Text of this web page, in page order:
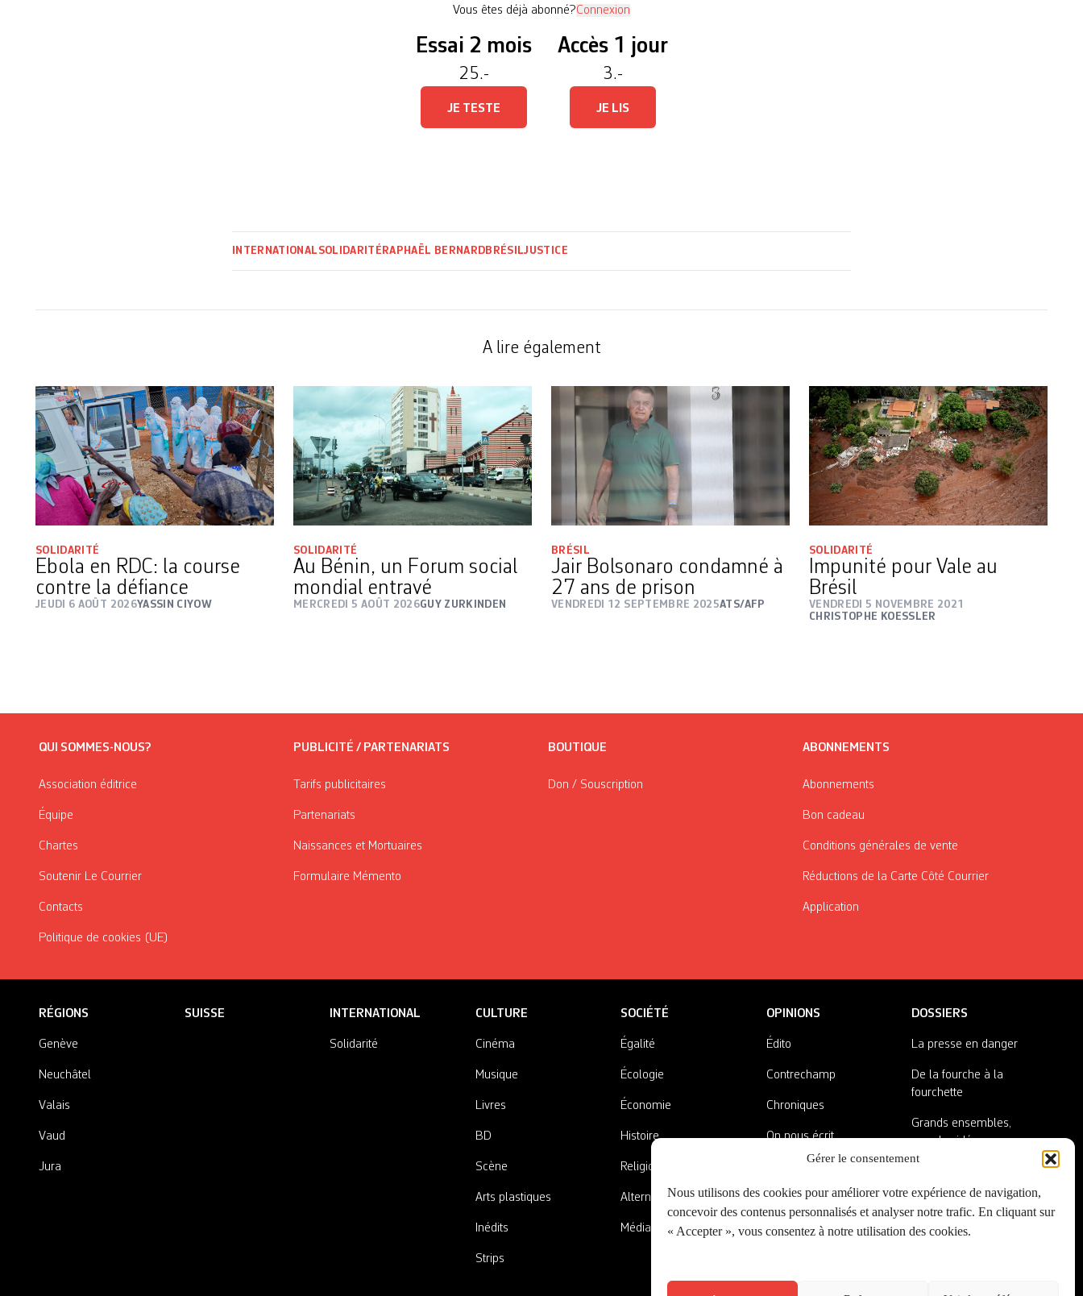
Gérer le consentement
Nous utilisons des cookies pour améliorer votre expérience de navigation,
concevoir des contenus personnalisés et analyser notre trafic. En cliquant sur
« Accepter », vous consentez à notre utilisation des cookies.
Vous êtes déjà abonné?Connexion
Essai 2 mois
25.-
JE TESTE
Accès 1 jour
3.-
JE LIS
INTERNATIONAL SOLIDARITÉ RAPHAËL BERNARD BRÉSILJUSTICE
A lire également
SOLIDARITÉ
Ebola en RDC: la course
contre la défiance
JEUDI 6 AOÛT 2026YASSIN CIYOW
SOLIDARITÉ
Au Bénin, un Forum social
mondial entravé
MERCREDI 5 AOÛT 2026GUY ZURKINDEN
BRÉSIL
Jair Bolsonaro condamné à
27 ans de prison
VENDREDI 12 SEPTEMBRE 2025ATS/AFP
SOLIDARITÉ
Impunité pour Vale au
Brésil
VENDREDI 5 NOVEMBRE 2021
CHRISTOPHE KOESSLER
QUI SOMMES-NOUS?
Association éditrice
Équipe
Chartes
Soutenir Le Courrier
Contacts
Politique de cookies (UE)
PUBLICITÉ / PARTENARIATS
Tarifs publicitaires
Partenariats
Naissances et Mortuaires
Formulaire Mémento
BOUTIQUE
Don / Souscription
ABONNEMENTS
Abonnements
Bon cadeau
Conditions générales de vente
Réductions de la Carte Côté Courrier
Application
RÉGIONS
Genève
Neuchâtel
Valais
Vaud
Jura
SUISSE INTERNATIONAL
Solidarité
CULTURE
Cinéma
Musique
Livres
BD
Scène
Arts plastiques
Inédits
Strips
SOCIÉTÉ
Égalité
Écologie
Économie
Histoire
Religions
Alternatives
Médias
OPINIONS
Édito
Contrechamp
Chroniques
On nous écrit
Nos invité·es
A côté de la plaque
DOSSIERS
La presse en danger
De la fourche à la
fourchette
Grands ensembles,
grandes idées